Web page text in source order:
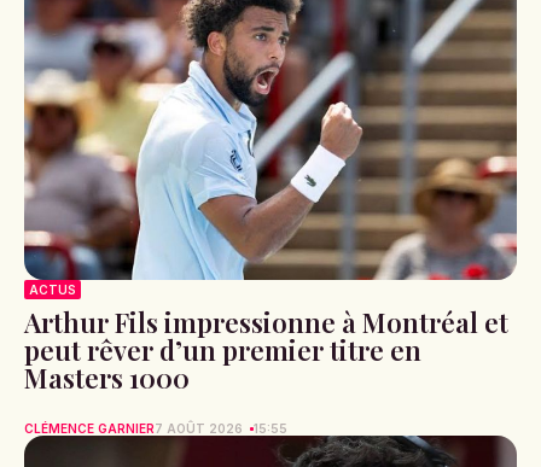
ACTUS
Arthur Fils impressionne à Montréal et
peut rêver d’un premier titre en
Masters 1000
CLÉMENCE GARNIER7 AOÛT 2026 15:55